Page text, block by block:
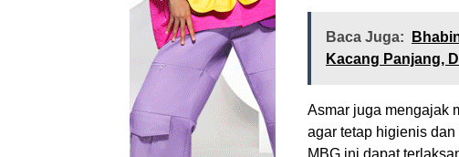
Baca Juga:
Kacang Panjang,
Asmar juga mengajak
agar tetap higienis
MBG ini dapat